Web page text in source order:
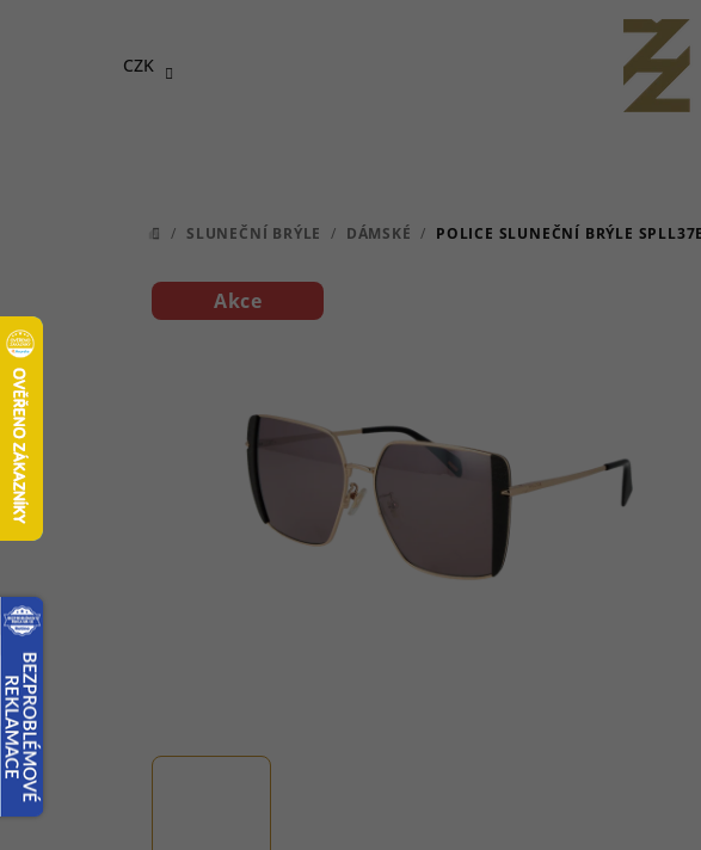
CZK
DOMŮ
/ SLUNEČNÍ BRÝLE / DÁMSKÉ / POLICE SLUNEČNÍ BRÝLE
Akce